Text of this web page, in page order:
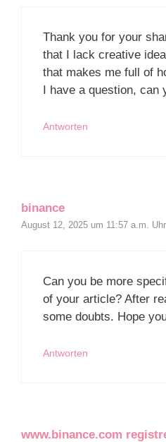
Thank you for your
that I lack creative
that makes me full of
I have a question, can
Antworten
binance
August 12, 2025 um 11:57 a.m. Uhr
Can you be more
of your article? After
some doubts. Hope
Antworten
www.binance.com